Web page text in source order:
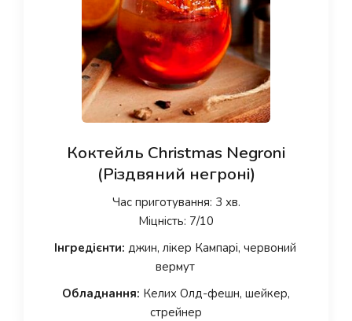
Коктейль Christmas Negroni
(Різдвяний негроні)
Час приготування: 3 хв.
Міцність: 7/10
Інгредієнти: джин, лікер Кампарі, червоний
вермут
Обладнання: Келих Олд-фешн, шейкер,
стрейнер